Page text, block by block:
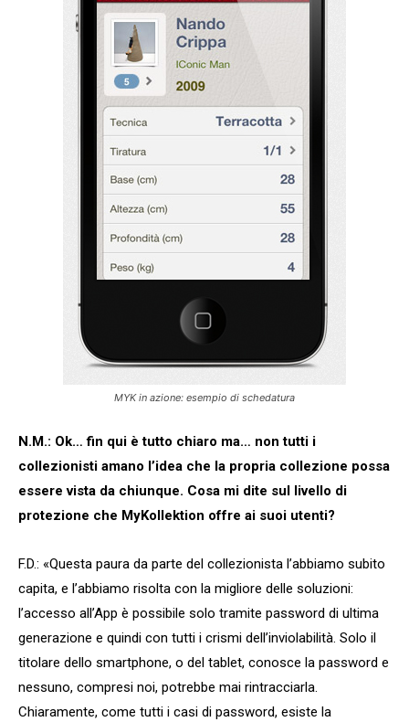
MYK in azione: esempio di schedatura
N.M.: Ok… fin qui è tutto chiaro ma… non tutti i
collezionisti amano l’idea che la propria collezione possa
essere vista da chiunque. Cosa mi dite sul livello di
protezione che MyKollektion offre ai suoi utenti?
F.D.: «Questa paura da parte del collezionista l’abbiamo subito
capita, e l’abbiamo risolta con la migliore delle soluzioni:
l’accesso all’App è possibile solo tramite password di ultima
generazione e quindi con tutti i crismi dell’inviolabilità. Solo il
titolare dello smartphone, o del tablet, conosce la password e
nessuno, compresi noi, potrebbe mai rintracciarla.
Chiaramente, come tutti i casi di password, esiste la